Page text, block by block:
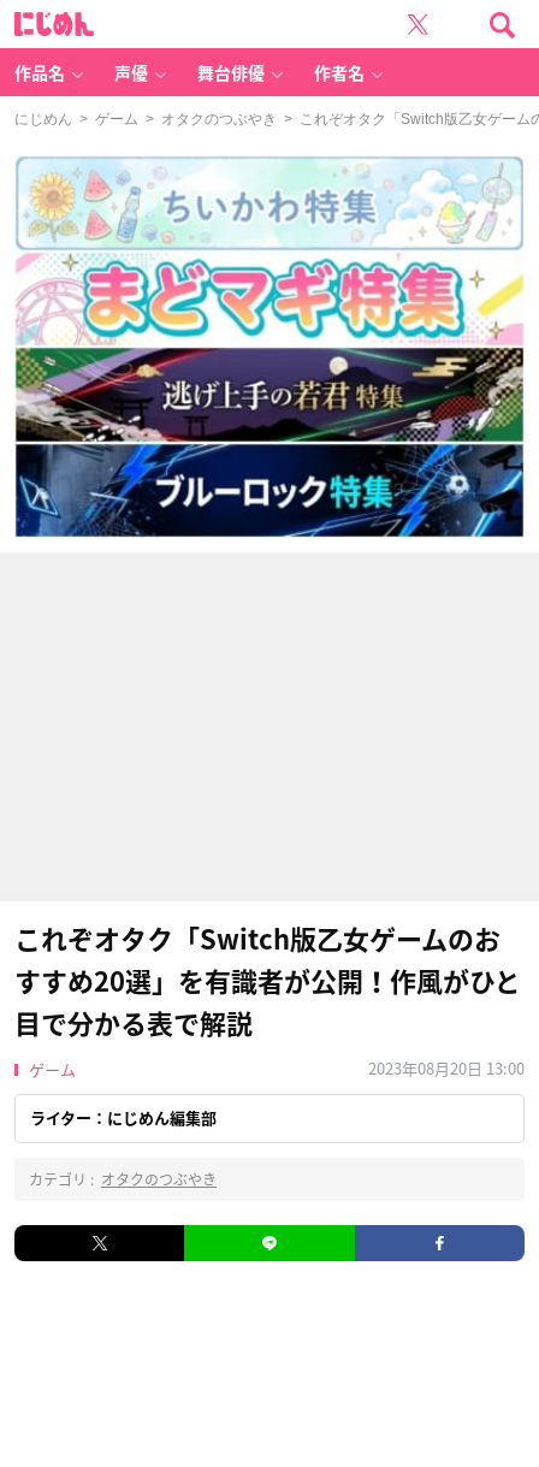
作品名 声優 舞台俳優 作者名
にじめん > ゲーム > オタクのつぶやき > これぞオタク「Switch版乙女ゲーム
これぞオタク「Switch版乙女ゲームのお
すすめ20選」を有識者が公開！作風がひと
目で分かる表で解説
ゲーム 2023年08月20日 13:00
ライター：にじめん編集部
カテゴリ : オタクのつぶやき